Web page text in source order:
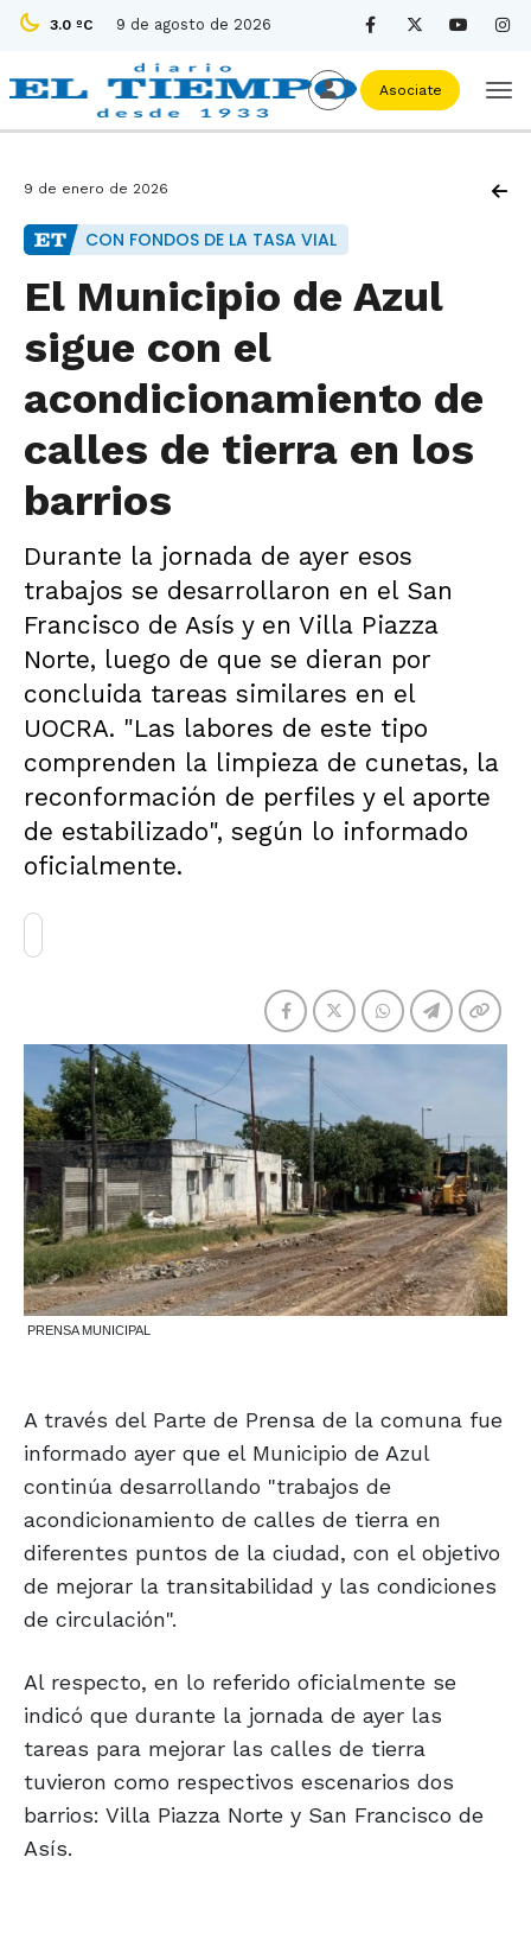
3.0 ºC 9 de agosto de 2026
Asociate
9 de enero de 2026
CON FONDOS DE LA TASA VIAL
El Municipio de Azul
sigue con el
acondicionamiento de
calles de tierra en los
barrios
Durante la jornada de ayer esos
trabajos se desarrollaron en el San
Francisco de Asís y en Villa Piazza
Norte, luego de que se dieran por
concluida tareas similares en el
UOCRA. "Las labores de este tipo
comprenden la limpieza de cunetas, la
reconformación de perfiles y el aporte
de estabilizado", según lo informado
oficialmente.
PRENSA MUNICIPAL
A través del Parte de Prensa de la comuna fue
informado ayer que el Municipio de Azul
continúa desarrollando "trabajos de
acondicionamiento de calles de tierra en
diferentes puntos de la ciudad, con el objetivo
de mejorar la transitabilidad y las condiciones
de circulación".
Al respecto, en lo referido oficialmente se
indicó que durante la jornada de ayer las
tareas para mejorar las calles de tierra
tuvieron como respectivos escenarios dos
barrios: Villa Piazza Norte y San Francisco de
Asís.